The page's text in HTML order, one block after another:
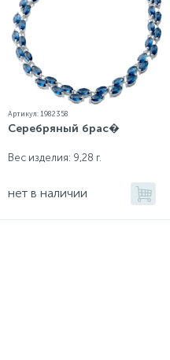
Артикул: 1982358
Серебряный брас�
Вес изделия: 9,28 г.
нет в наличии